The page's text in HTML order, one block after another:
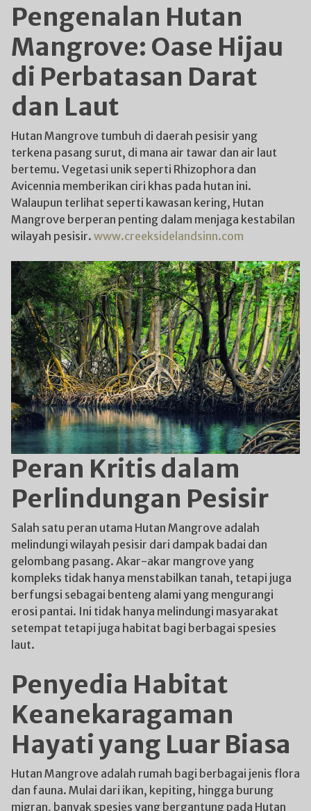
Pengenalan Hutan
Mangrove: Oase Hijau
di Perbatasan Darat
dan Laut
Hutan Mangrove tumbuh di daerah pesisir yang
terkena pasang surut, di mana air tawar dan air laut
bertemu. Vegetasi unik seperti Rhizophora dan
Avicennia memberikan ciri khas pada hutan ini.
Walaupun terlihat seperti kawasan kering, Hutan
Mangrove berperan penting dalam menjaga kestabilan
wilayah pesisir. www.creeksidelandsinn.com
Peran Kritis dalam
Perlindungan Pesisir
Salah satu peran utama Hutan Mangrove adalah
melindungi wilayah pesisir dari dampak badai dan
gelombang pasang. Akar-akar mangrove yang
kompleks tidak hanya menstabilkan tanah, tetapi juga
berfungsi sebagai benteng alami yang mengurangi
erosi pantai. Ini tidak hanya melindungi masyarakat
setempat tetapi juga habitat bagi berbagai spesies
laut.
Penyedia Habitat
Keanekaragaman
Hayati yang Luar Biasa
Hutan Mangrove adalah rumah bagi berbagai jenis flora
dan fauna. Mulai dari ikan, kepiting, hingga burung
migran, banyak spesies yang bergantung pada Hutan